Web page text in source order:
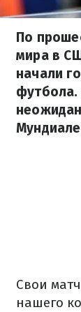
По
мира в
начали
футбола.
Свои
нашего